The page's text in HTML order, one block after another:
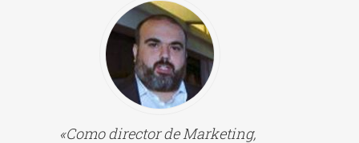
«Como director de Marketing,